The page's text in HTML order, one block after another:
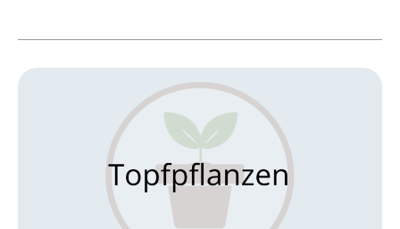
Kalkulationsbeispiel: